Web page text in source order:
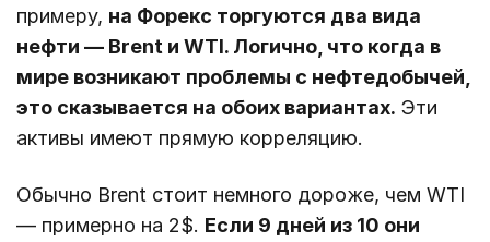
примеру, на Форекс торгуются два вида
нефти ― Brent и WTI. Логично, что когда в
мире возникают проблемы с нефтедобычей,
это сказывается на обоих вариантах. Эти
активы имеют прямую корреляцию.
Обычно Brent стоит немного дороже, чем WTI
― примерно на 2$. Если 9 дней из 10 они